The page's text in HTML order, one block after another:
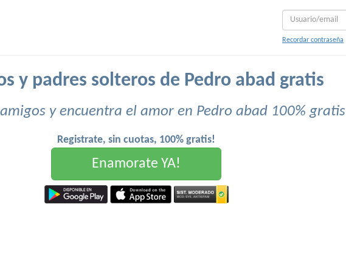
Recordar contraseña
y padres solteros de Pedro abad gratis
y encuentra el amor en Pedro abad 100% gratis
Registrate, sin cuotas, 100% gratis!
Enamorate YA!